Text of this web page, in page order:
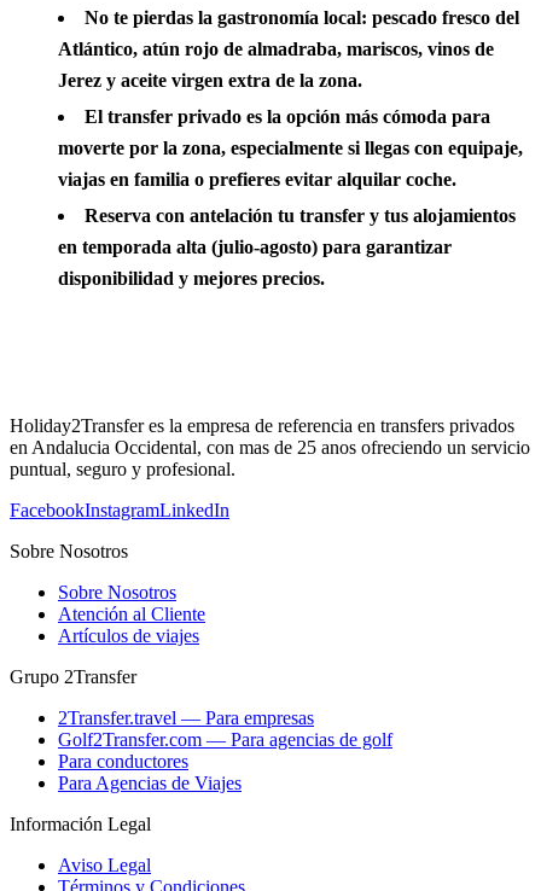
No te pierdas la gastronomía local: pescado fresco del
Atlántico, atún rojo de almadraba, mariscos, vinos de
Jerez y aceite virgen extra de la zona.
El transfer privado es la opción más cómoda para
moverte por la zona, especialmente si llegas con equipaje,
viajas en familia o prefieres evitar alquilar coche.
Reserva con antelación tu transfer y tus alojamientos
en temporada alta (julio-agosto) para garantizar
disponibilidad y mejores precios.
Holiday2Transfer es la empresa de referencia en transfers privados
en Andalucia Occidental, con mas de 25 anos ofreciendo un servicio
puntual, seguro y profesional.
FacebookInstagramLinkedIn
Sobre Nosotros
Sobre Nosotros
Atención al Cliente
Artículos de viajes
Grupo 2Transfer
2Transfer.travel — Para empresas
Golf2Transfer.com — Para agencias de golf
Para conductores
Para Agencias de Viajes
Información Legal
Aviso Legal
Términos y Condiciones